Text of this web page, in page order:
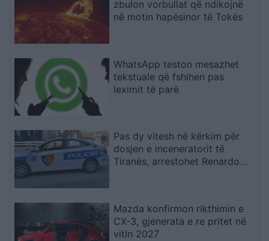
zbulon vorbullat që ndikojnë
në motin hapësinor të Tokës
WhatsApp teston mesazhet
tekstuale që fshihen pas
leximit të parë
Pas dy vitesh në kërkim për
dosjen e inceneratorit të
Tiranës, arrestohet Renardo
Mazda konfirmon rikthimin e
CX-3, gjenerata e re pritet në
vitin 2027